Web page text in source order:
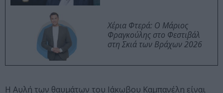
Χέρια Φτερά: Ο Μάριος
Φραγκούλης στο Φεστιβάλ
στη Σκιά των Βράχων 2026
Η Αυλή των θαυμάτων του Ιάκωβου Καμπανέλη είναι